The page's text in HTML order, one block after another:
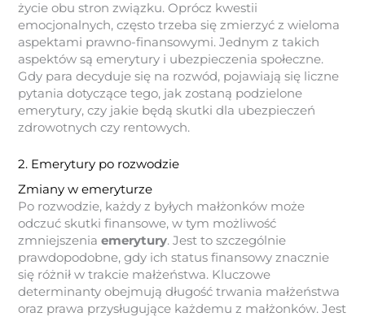
życie obu stron związku. Oprócz kwestii
emocjonalnych, często trzeba się zmierzyć z wieloma
aspektami prawno-finansowymi. Jednym z takich
aspektów są emerytury i ubezpieczenia społeczne.
Gdy para decyduje się na rozwód, pojawiają się liczne
pytania dotyczące tego, jak zostaną podzielone
emerytury, czy jakie będą skutki dla ubezpieczeń
zdrowotnych czy rentowych.
2. Emerytury po rozwodzie
Zmiany w emeryturze
Po rozwodzie, każdy z byłych małżonków może
odczuć skutki finansowe, w tym możliwość
zmniejszeniaemerytury. Jest to szczególnie
prawdopodobne, gdy ich status finansowy znacznie
się różnił w trakcie małżeństwa. Kluczowe
determinanty obejmują długość trwania małżeństwa
oraz prawa przysługujące każdemu z małżonków. Jest